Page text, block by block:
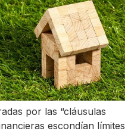
por las “cláusulas
escondían límites